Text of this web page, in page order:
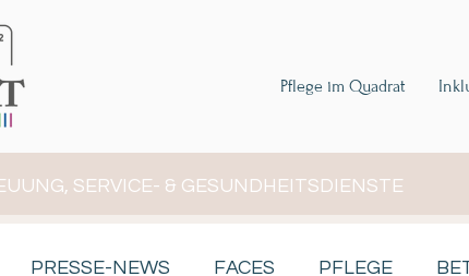
Pflege im Quadrat
SERVICE- & GESUNDHEITSDIENSTE
PRESSE-NEWS FACES PFLEGE